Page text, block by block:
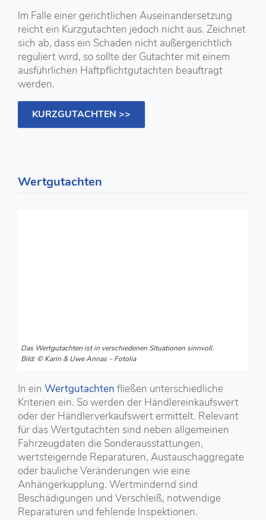
Im Falle einer gerichtlichen Auseinandersetzung
reicht ein Kurzgutachten jedoch nicht aus. Zeichnet
sich ab, dass ein Schaden nicht außergerichtlich
reguliert wird, so sollte der Gutachter mit einem
ausführlichen Haftpflichtgutachten beauftragt
werden.
KURZGUTACHTEN >>
Wertgutachten
Das Wertgutachten ist in verschiedenen Situationen sinnvoll.
Bild: © Karin & Uwe Annas – Fotolia
In ein Wertgutachten fließen unterschiedliche
Kriterien ein. So werden der Händlereinkaufswert
oder der Händlerverkaufswert ermittelt. Relevant
für das Wertgutachten sind neben allgemeinen
Fahrzeugdaten die Sonderausstattungen,
wertsteigernde Reparaturen, Austauschaggregate
oder bauliche Veränderungen wie eine
Anhängerkupplung. Wertmindernd sind
Beschädigungen und Verschleiß, notwendige
Reparaturen und fehlende Inspektionen.